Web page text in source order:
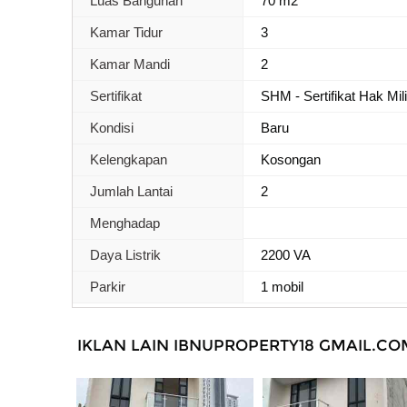
Kamar Tidur 3
Kamar Mandi 2
Sertifikat SHM - Sertifikat Hak
Kondisi Baru
Kelengkapan Kosongan
Jumlah Lantai 2
Menghadap
Daya Listrik 2200 VA
Parkir 1 mobil
IKLAN LAIN IBNUPROPERTY18